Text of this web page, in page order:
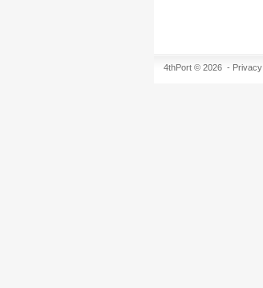
4thPort © 2026 - Privacy